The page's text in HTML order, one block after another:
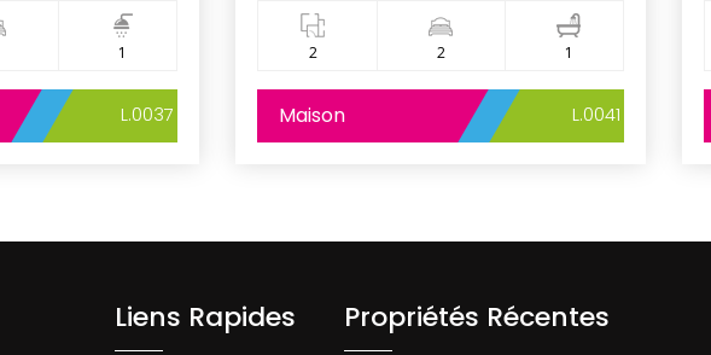
1
L.0037
2 2 1
Maison L.0041
Liens Rapides Propriétés Récentes